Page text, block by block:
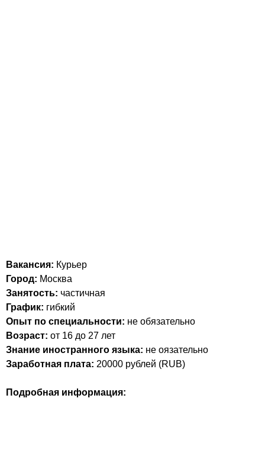
Вакансия: Курьер
Город: Москва
Занятость: частичная
График: гибкий
Опыт по специальности: не обязательно
Возраст: от 16 до 27 лет
Знание иностранного языка: не оязательно
Заработная плата: 20000 рублей (RUB)
Подробная информация: